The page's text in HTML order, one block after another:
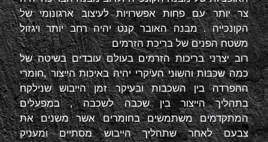
צר יותר עם פחות אפשרויות לעיצוב ארגונומי של
הקונכייה . מבנה האובר קנט יהיה רחב יותר ויגזול
משטח הפנים של בריכת הזרמים
רוב יצרני בריכות הזרמים בעולם עובדים בשיטה של
כמה שכבות והשוני העיקרי יהיה באיכות הייצור ,חומרי
ההפרדה בין השכבות ובעיקר זמן הייבוש שנילקח
בתהליך הייצור בין שכבה לשכבה , במפעלים
המתקדמים משתמשים בחומרים אשר משנים את
צבעם לאחר שתהליך הייבוש מסתיים ומעניק